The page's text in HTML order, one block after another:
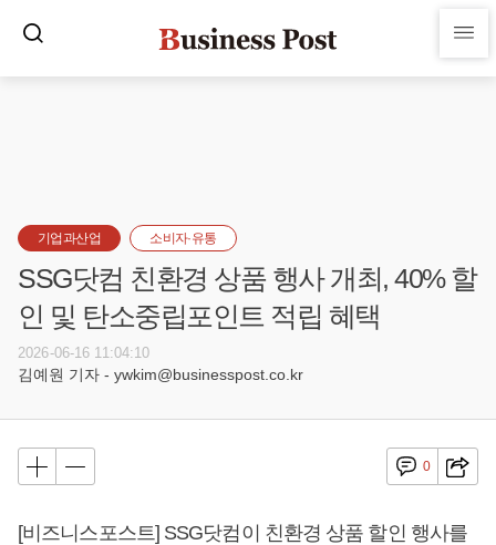
기업과산업 소비자·유통
SSG닷컴 친환경 상품 행사 개최, 40% 할
인 및 탄소중립포인트 적립 혜택
2026-06-16 11:04:10
김예원 기자 - ywkim@businesspost.co.kr
0
[비즈니스포스트] SSG닷컴이 친환경 상품 할인 행사를